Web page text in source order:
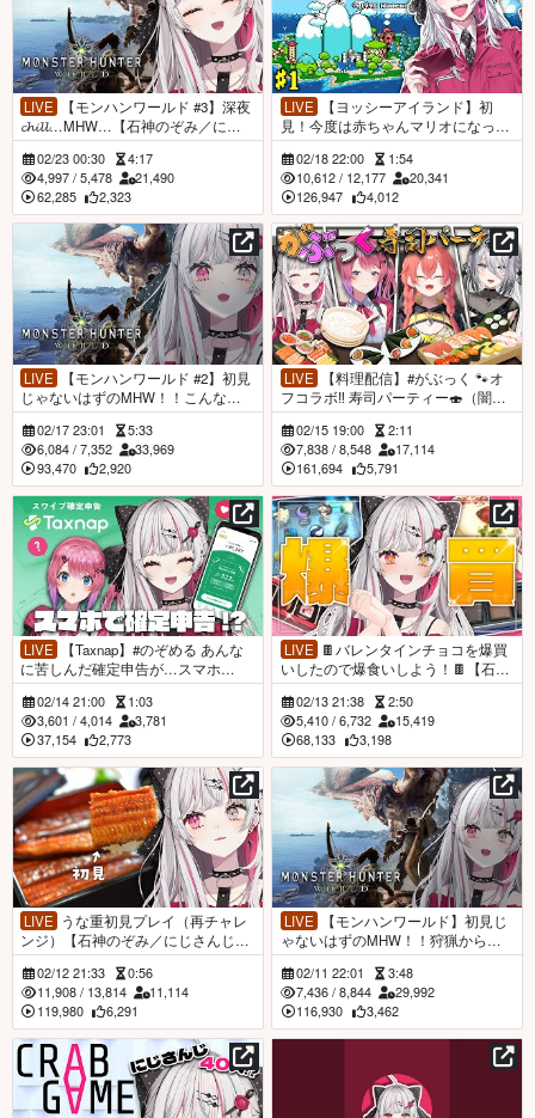
LIVE
𝓬𝓱𝓲𝓵𝓵…MHW…【石神のぞみ／にじ
さんじ所属】
02/23 00:30
4:17
4,997/ 5,478
21,490
62,285
2,323
LIVE
見！今度は赤ちゃんマリオになって
ヨッシーと…？#石神レトロゲーム
部【石神のぞみ／にじさんじ所属】
02/18 22:00
1:54
10,612 / 12,177
20,341
126,947
4,012
LIVE
じゃないはずのMHW！！こんなに
モンハンっておもろかったのかよ
【石神のぞみ／にじさんじ所属】
02/17 23:01
5:33
6,084/ 7,352
33,969
93,470
2,920
LIVE
フコラボ‼️ 寿司パーティー🍣（闇）
【石神のぞみ／倉持めると／獅子堂
あかり／ソフィア・ヴァレンタイン
／にじさんじ所属】
02/15 19:00
2:11
7,838 /8,548
17,114
161,694
5,791
LIVE
に苦しんだ確定申告が…スマホ
で！？！？【石神のぞみ／倉持める
と／にじさんじ所属】
02/14 21:00
1:03
3,601 / 4,014
3,781
37,154
2,773
LIVE
いしたので爆食いしよう！🍫【石神
のぞみ／にじさんじ所属】
02/13 21:38
2:50
5,410 /6,732
15,419
68,133
3,198
LIVE
ンジ）【石神のぞみ／にじさんじ所
属】
02/12 21:33
0:56
11,908/ 13,814
11,114
119,980
6,291
LIVE
ゃないはずのMHW！！狩猟から逃
げるな【石神のぞみ／にじさんじ所
属】02/11 22:01
3:48
7,436 /8,844
29,992
116,930
3,462